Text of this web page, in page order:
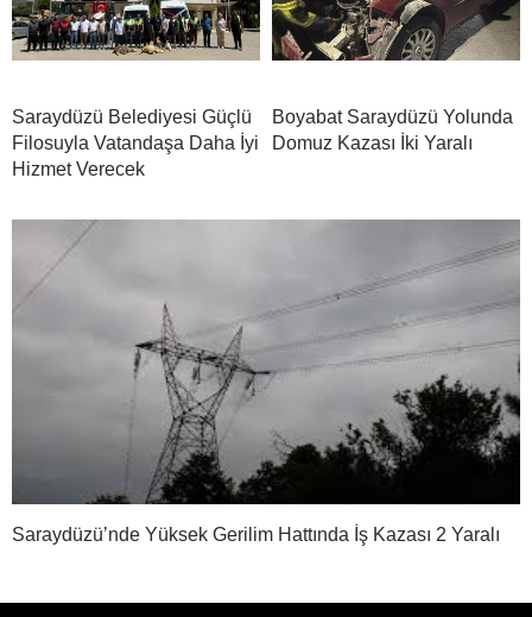
Saraydüzü Belediyesi Güçlü
Filosuyla Vatandaşa Daha İyi
Hizmet Verecek
Boyabat Saraydüzü Yolunda
Domuz Kazası İki Yaralı
Saraydüzü’nde Yüksek Gerilim Hattında İş Kazası 2 Yaralı